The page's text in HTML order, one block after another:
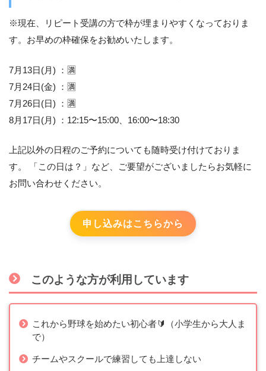
※現在、リピート受講の方で枠が埋まりやすくなっておりま
す。お早めの枠確保をお勧めいたします。
7月13日(月) ：🈵
7月24日(金) ：🈵
7月26日(日) ：🈵
8月17日(月) ：12:15〜15:00、16:00〜18:30
上記以外の日程のご予約についても随時受け付けておりま
す。 「この日は？」など、ご要望がございましたらお気軽に
お問い合わせください。
申し込みはこちらから
このような方が利用しています
これから野球を始めたい初心者🔰（小学生から大人ま
で）
チームやスクールで練習しても上達しない